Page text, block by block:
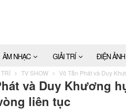
ÂM NHẠC GIẢI TRÍ ĐIỆN ẢNH
TV SHOW Võ Tấn Phát và Duy
và Duy Khương
liên tục